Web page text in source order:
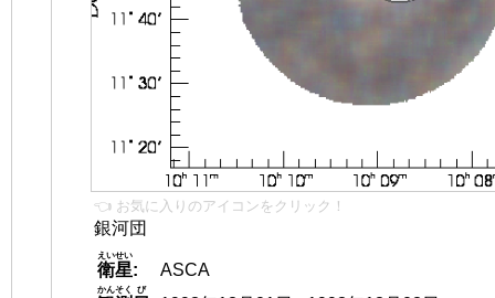
👈 お気に入りのアイコンをクリック！
銀河団
衛星
えいせい
:
ASCA
かんそく び